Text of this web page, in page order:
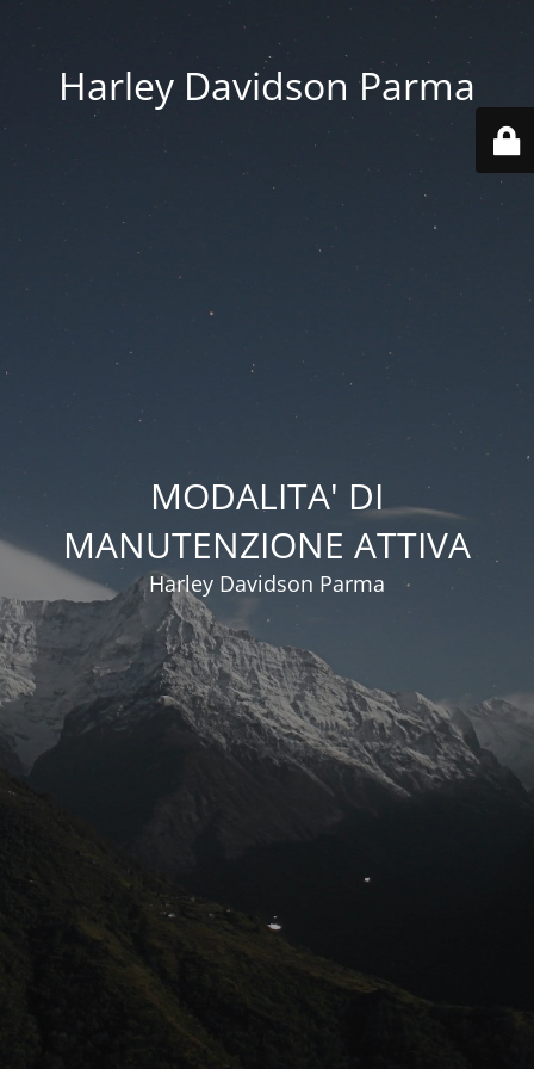
Harley Davidson Parma
MODALITA' DI
MANUTENZIONE ATTIVA
Harley Davidson Parma